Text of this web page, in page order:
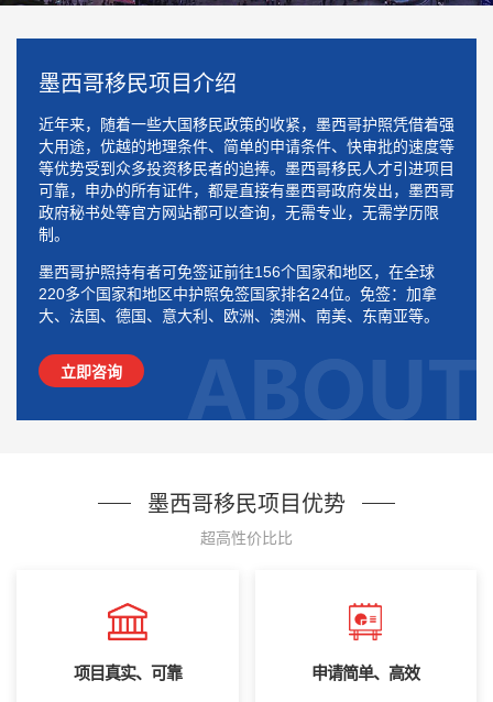
墨西哥移民项目介绍
近年来，随着一些大国移民政策的收紧，墨西哥护照凭借着强
大用途，优越的地理条件、简单的申请条件、快审批的速度等
等优势受到众多投资移民者的追捧。墨西哥移民人才引进项目
可靠，申办的所有证件，都是直接有墨西哥政府发出，墨西哥
政府秘书处等官方网站都可以查询，无需专业，无需学历限
制。
墨西哥护照持有者可免签证前往156个国家和地区，在全球
220多个国家和地区中护照免签国家排名24位。免签：加拿
大、法国、德国、意大利、欧洲、澳洲、南美、东南亚等。
立即咨询
墨西哥移民项目优势
超高性价比比
项目真实、可靠 申请简单、高效